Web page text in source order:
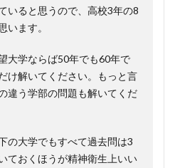
いると思うので、高校3年の8
います。
大学ならば50年でも60年で
け解いてください。もっと言
違う学部の問題も解いてくだ
の大学でもすべて過去問は3
ておくほうが精神衛生上いい